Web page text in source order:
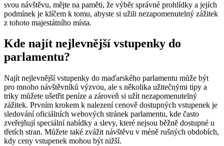
svou návštěvu, mějte na paměti, že výběr správné prohlídky a jejích
podmínek je klíčem k tomu, abyste si užili nezapomenutelný zážitek
z tohoto majestátního místa.
Kde najít nejlevnější vstupenky do
parlamentu?
Najít nejlevnější vstupenky do maďarského parlamentu může být
pro mnoho návštěvníků výzvou, ale s několika užitečnými tipy a
triky můžete ušetřit peníze a zároveň si užít nezapomenutelný
zážitek. Prvním krokem k nalezení cenově dostupných vstupenek je
sledování oficiálních webových stránek parlamentu, kde často
zveřejňují speciální nabídky a slevy, které nejsou běžně dostupné u
třetích stran. Můžete také zvážit návštěvu v méně rušných obdobích,
kdy ceny vstupenek mohou být nižší.